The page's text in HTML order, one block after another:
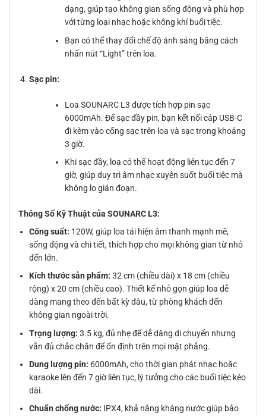
dạng, giúp tạo không gian sống động và phù hợp
với từng loại nhạc hoặc không khí buổi tiệc.
Bạn có thể thay đổi chế độ ánh sáng bằng cách
nhấn nút “Light” trên loa.
Sạc pin:
Loa SOUNARC L3 được tích hợp pin sạc
6000mAh. Để sạc đầy pin, bạn kết nối cáp USB-C
đi kèm vào cổng sạc trên loa và sạc trong khoảng
3 giờ.
Khi sạc đầy, loa có thể hoạt động liên tục đến 7
giờ, giúp duy trì âm nhạc xuyên suốt buổi tiệc mà
không lo gián đoạn.
Thông Số Kỹ Thuật của SOUNARC L3:
Công suất: 120W, giúp loa tái hiện âm thanh mạnh mẽ,
sống động và chi tiết, thích hợp cho mọi không gian từ nhỏ
đến lớn.
Kích thước sản phẩm: 32 cm (chiều dài) x 18 cm (chiều
rộng) x 20 cm (chiều cao). Thiết kế nhỏ gọn giúp loa dễ
dàng mang theo đến bất kỳ đâu, từ phòng khách đến
không gian ngoài trời.
Trọng lượng: 3.5 kg, đủ nhẹ để dễ dàng di chuyển nhưng
vẫn đủ chắc chắn để ổn định trên mọi mặt phẳng.
Dung lượng pin: 6000mAh, cho thời gian phát nhạc hoặc
karaoke lên đến 7 giờ liên tục, lý tưởng cho các buổi tiệc kéo
dài.
Chuẩn chống nước: IPX4, khả năng kháng nước giúp bảo